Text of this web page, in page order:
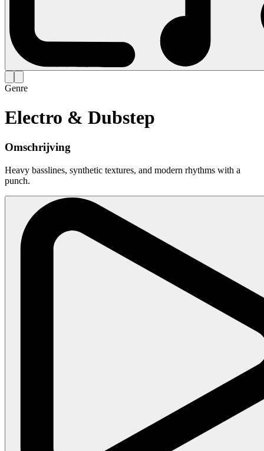
Genre
Electro & Dubstep
Omschrijving
Heavy basslines, synthetic textures, and modern rhythms with a
punch.